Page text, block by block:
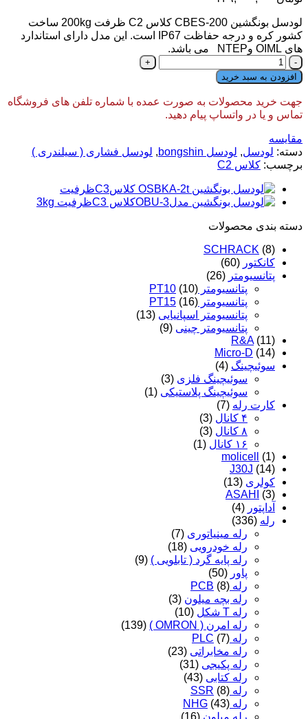
لودسل بونگشین CBES-200 کلاس C2 ظرفت 200kg ساخت
کشور کره و درجه حفاظت IP67 است. این مدل دارای استاندارد
های OIML وNTEP می باشد.
لودسل
بونگشین
مدل
CBES-
کلاس
C2
ظرفت
200kg
افزودن به سبد خرید
جهت خرید محصولات به صورت عمده با شماره تلفن های فروشگاه
تماس و یا در واتساپ پیام دهید.
مقایسه
دسته: لودسل, لودسل bongshin , لودسل فشاری ( سیلندری )
برچسب: کلاس C2
دسته‌ بندی محصولات
SCHRACK (8)
کانکتور (60)
پتانسیومتر (26)
پتانسیومتر PT10 (10)
پتانسیومتر PT15 (16)
پتانسیومتر اسپانیایی (13)
پتانسیومتر چینی (9)
R&A (11)
Micro-D (14)
سوئیچینگ (4)
سوئیچینگ فلزی (3)
سوئیچینگ پلاستیکی (1)
کارت رله (7)
۴ کانال
(3)
۸ کانال
(3)
۱۶ کانال
(1)
molicell
(1)
J30J (14)
کولری (13)
ASAHI
(3)
آداپتور (4)
رله (336)
رله مینیاتوری (7)
رله خودرویی (18)
رله پایه گرد ( تابلویی ) (9)
پاور (50)
رله PCB (8)
رله بچه میلون (3)
رله T شکل
(10)
رله امرن ( OMRON )
(139)
رله PLC (7)
رله مخابراتی (23)
رله پکیجی (31)
رله کتابی (43)
رله SSR (8)
رله NHG (43)
رله میلون (16)